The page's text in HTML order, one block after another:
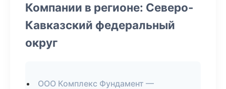
Компании в регионе: Северо-
Кавказский федеральный
округ
ООО Комплекс Фундамент —